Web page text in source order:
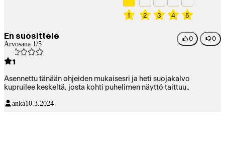
1 2 3 4 5
En suosittele
Arvosana 1/5
0 0
Asennettu tänään ohjeiden mukaisesri ja heti suojakalvo
kupruilee keskeltä, josta kohti puhelimen näyttö taittuu..
anka10.3.2024